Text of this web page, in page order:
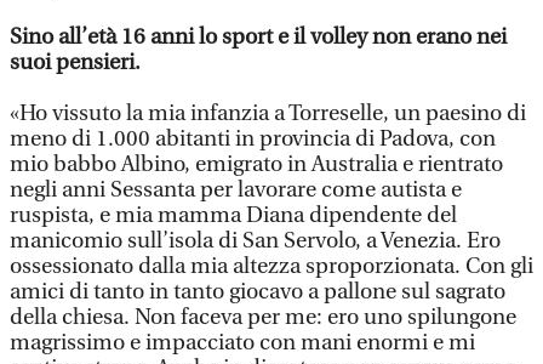
Sino all’età 16 anni lo sport e il volley non erano nei
suoi pensieri.
«Ho vissuto la mia infanzia a Torreselle, un paesino di
meno di 1.000 abitanti in provincia di Padova, con
mio babbo Albino, emigrato in Australia e rientrato
negli anni Sessanta per lavorare come autista e
ruspista, e mia mamma Diana dipendente del
manicomio sull’isola di San Servolo, a Venezia. Ero
ossessionato dalla mia altezza sproporzionata. Con gli
amici di tanto in tanto giocavo a pallone sul sagrato
della chiesa. Non faceva per me: ero uno spilungone
magrissimo e impacciato con mani enormi e mi